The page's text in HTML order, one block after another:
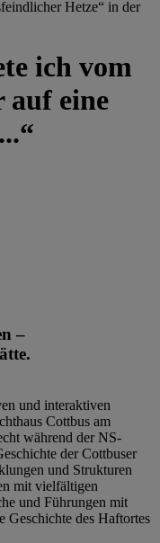
Hetze“ in der
ich vom
auf eine
–
und interaktiven
Cottbus am
während der NS-
der Cottbuser
und Strukturen
mit vielfältigen
und Führungen mit
Geschichte des Haftortes